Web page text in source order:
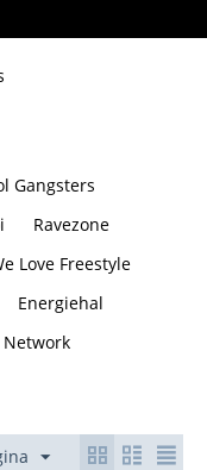
Gangsters
Ravezone
Love Freestyle
Energiehal
Network